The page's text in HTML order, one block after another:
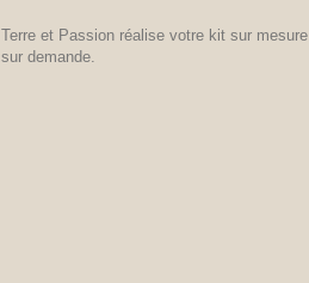
Terre et Passion réalise votre kit sur mesure
sur demande.